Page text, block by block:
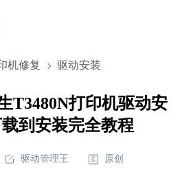
机修复 驱动安装
T3480N打印机驱动安
到安装完全教程
驱动管理王 原创